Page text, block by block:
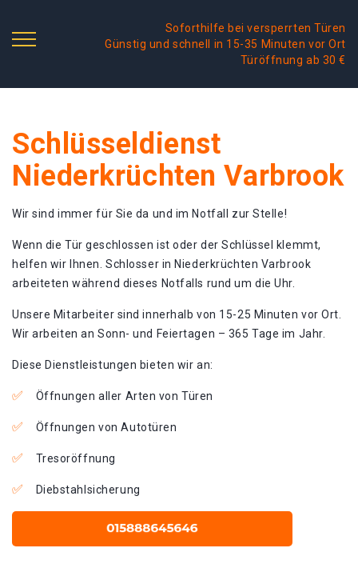
Soforthilfe bei versperrten Türen
Günstig und schnell in 15-35 Minuten vor Ort
Türöffnung ab 30 €
Schlüsseldienst
Niederkrüchten Varbrook
Wir sind immer für Sie da und im Notfall zur Stelle!
Wenn die Tür geschlossen ist oder der Schlüssel klemmt,
helfen wir Ihnen. Schlosser in Niederkrüchten Varbrook
arbeiteten während dieses Notfalls rund um die Uhr.
Unsere Mitarbeiter sind innerhalb von 15-25 Minuten vor Ort.
Wir arbeiten an Sonn- und Feiertagen – 365 Tage im Jahr.
Diese Dienstleistungen bieten wir an:
Öffnungen aller Arten von Türen
Öffnungen von Autotüren
Tresoröffnung
Diebstahlsicherung